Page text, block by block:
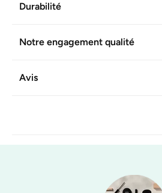
Durabilité
Notre engagement qualité
Avis